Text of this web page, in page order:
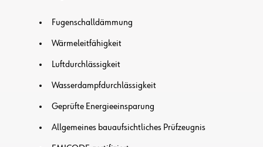
Fugenschalldämmung
Wärmeleitfähigkeit
Luftdurchlässigkeit
Wasserdampfdurchlässigkeit
Geprüfte Energieeinsparung
Allgemeines bauaufsichtliches Prüfzeugnis